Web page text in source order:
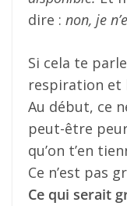
dire : non, je
Si cela te
respiration et
Au début, ce
peut-être
qu’on t’en
Ce n’est pas
Ce qui serait